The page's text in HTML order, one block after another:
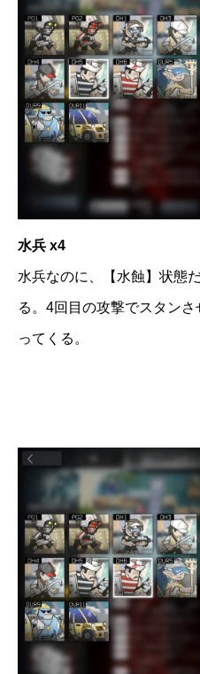
水兵 x4
水兵なのに、【水蝕】状態
る。4回目の攻撃でスタン
ってくる。